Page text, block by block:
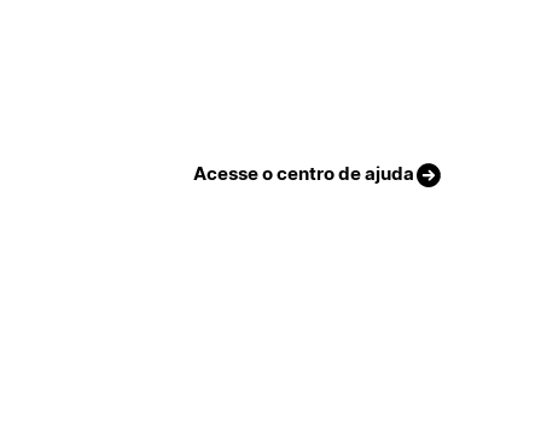
Acesse o centro de ajuda